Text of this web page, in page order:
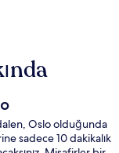
Oslo olduğunda
sadece 10 dakikalık